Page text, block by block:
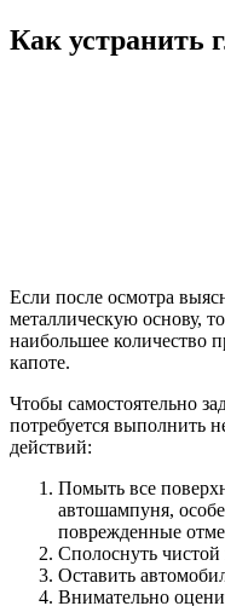
Как устранить
Если после осмотра
металлическую основу,
наибольшее количество
капоте.
Чтобы самостоятельно
потребуется выполнить
действий:
Помыть все
автошампуня,
поврежденные
Сполоснуть чистой
Оставить
Внимательно